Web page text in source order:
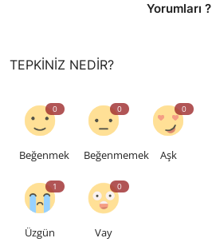
Yorumları ?
TEPKINIZ NEDIR?
0
Beğenmek
0
Beğenmemek
0
Aşk
1
Üzgün
0
Vay